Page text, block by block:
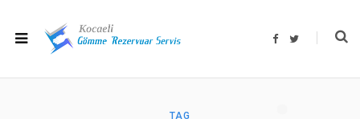
F
T
TAG